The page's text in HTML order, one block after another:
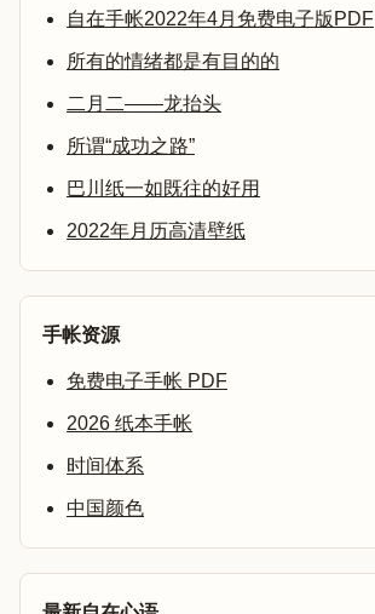
自在手帐2022年4月免费电子版PDF
所有的情绪都是有目的的
二月二——龙抬头
所谓“成功之路”
巴川纸一如既往的好用
2022年月历高清壁纸
手帐资源
免费电子手帐 PDF
2026 纸本手帐
时间体系
中国颜色